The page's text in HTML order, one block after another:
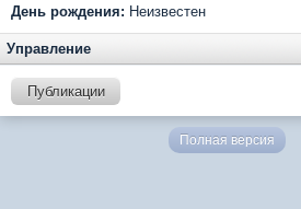
День рождения: Неизвестен
Управление
Публикации
Полная версия